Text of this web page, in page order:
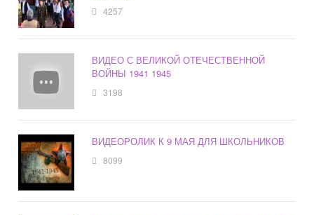
4257
ВИДЕО С ВЕЛИКОЙ ОТЕЧЕСТВЕННОЙ
ВОЙНЫ 1941 1945
3198
ВИДЕОРОЛИК К 9 МАЯ ДЛЯ ШКОЛЬНИКОВ
8099